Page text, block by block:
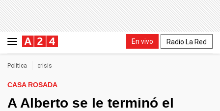
En vivo Radio La Red
Política crisis
CASA ROSADA
A Alberto se le terminó el